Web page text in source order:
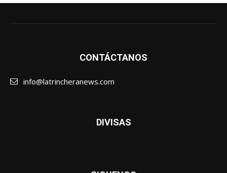
CONTÁCTANOS
info@latrincheranews.com
DIVISAS